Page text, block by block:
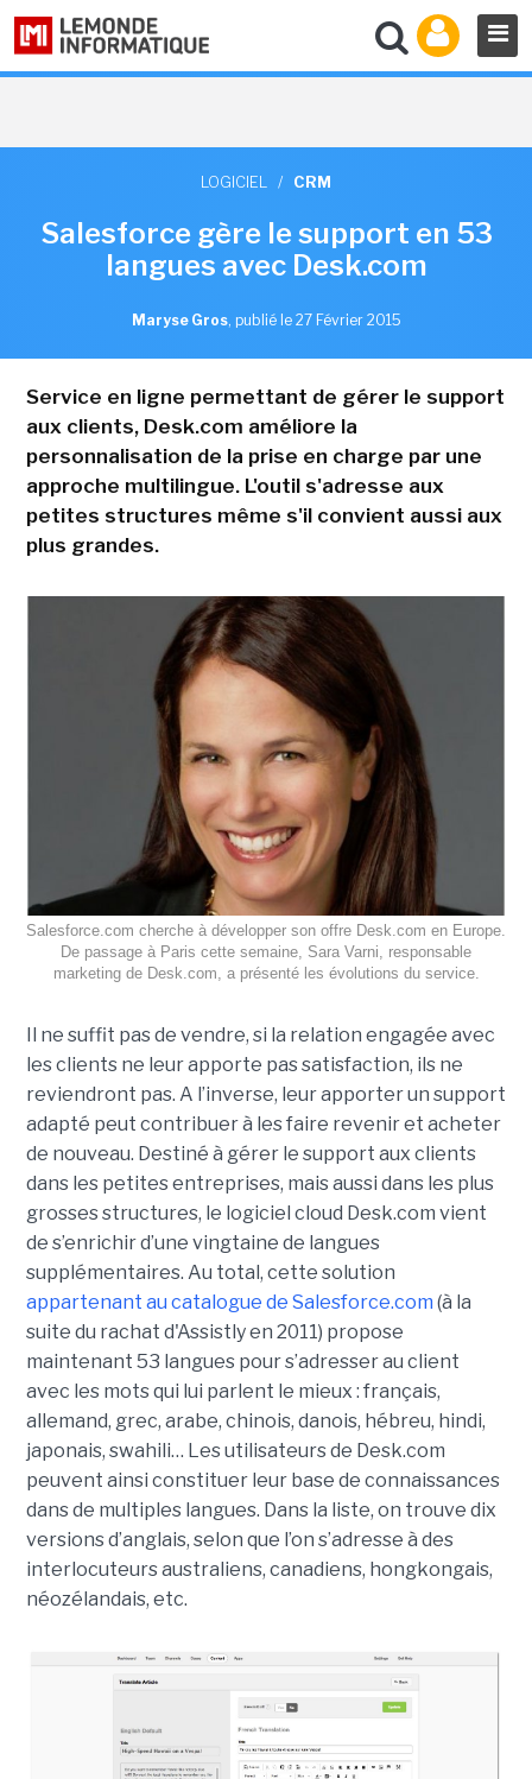
LOGICIEL / CRM
Salesforce gère le support en 53
langues avec Desk.com
Maryse Gros, publié le 27 Février 2015
Service en ligne permettant de gérer le support
aux clients, Desk.com améliore la
personnalisation de la prise en charge par une
approche multilingue. L'outil s'adresse aux
petites structures même s'il convient aussi aux
plus grandes.
Salesforce.com cherche à développer son offre Desk.com en Europe.
De passage à Paris cette semaine, Sara Varni, responsable
marketing de Desk.com, a présenté les évolutions du service.
Il ne suffit pas de vendre, si la relation engagée avec
les clients ne leur apporte pas satisfaction, ils ne
reviendront pas. A l’inverse, leur apporter un support
adapté peut contribuer à les faire revenir et acheter
de nouveau. Destiné à gérer le support aux clients
dans les petites entreprises, mais aussi dans les plus
grosses structures, le logiciel cloud Desk.com vient
de s’enrichir d’une vingtaine de langues
supplémentaires. Au total, cette solution
appartenant au catalogue de Salesforce.com (à la
suite du rachat d'Assistly en 2011) propose
maintenant 53 langues pour s’adresser au client
avec les mots qui lui parlent le mieux : français,
allemand, grec, arabe, chinois, danois, hébreu, hindi,
japonais, swahili… Les utilisateurs de Desk.com
peuvent ainsi constituer leur base de connaissances
dans de multiples langues. Dans la liste, on trouve dix
versions d’anglais, selon que l’on s’adresse à des
interlocuteurs australiens, canadiens, hongkongais,
néozélandais, etc.